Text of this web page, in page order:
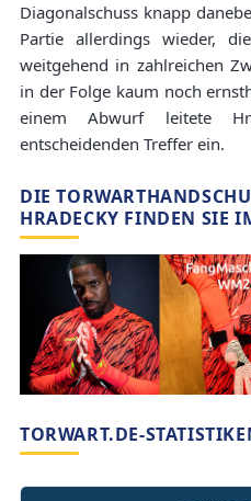
Diagonalschuss knapp
Partie allerdings wieder,
weitgehend in zahlreichen
in der Folge kaum noch
einem Abwurf leitete
entscheidenden Treffer ein.
DIE
HRADECKY FINDEN SIE
TORWART.DE-